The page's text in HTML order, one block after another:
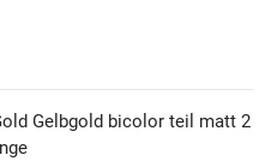
Gelbgold bicolor teil matt 2